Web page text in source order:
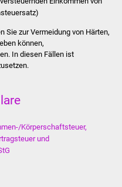
und Parteien
Vereine
Beirat Süßener Vereine
Sie zur Vermeidung von Härten,
können,
In diesen Fällen ist
Körperschaftsteuer,
und